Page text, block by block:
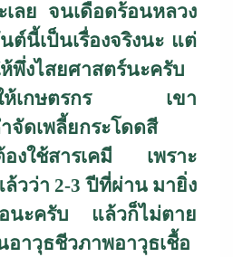
เลย จนเดือดร้อนหลวง
นี้เป็นเรื่องจริงนะ แต่
ห้พึ่งไสยศาสตร์นะครับ
มให้เกษตรกร เขา
จัดเพลี้ยกระโดดสี
องใช้สารเคมี เพราะ
ล้วว่า 2-3 ปีที่ผ่าน มายิ่ง
นะครับ แล้วก็ไม่ตาย
อาวุธชีวภาพอาวุธเชื้อ